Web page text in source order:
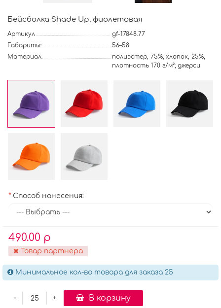
Бейсболка Shade Up, фиолетовая
Артикул
gf-17848.77
Габариты:
56–58
Материал:
полиэстер, 75%; хлопок, 25%,
плотность 170 г/м²; джерси
Способ нанесения:
490.00 р
Товар партнера
Минимальное кол-во товара для заказа 25
+
- В корзину